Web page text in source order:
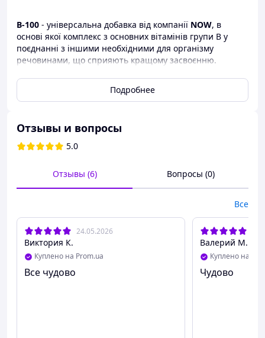
B-100 - універсальна добавка від компанії NOW, в
основі якої комплекс з основних вітамінів групи В у
поєднанні з іншими необхідними для організму
речовинами, що сприяють кращому засвоєнню.
Формула продукту є найбільш повноцінним,
ефективним набором вітамінів групи B, здатних
забезпечити необхідну добову потребу вашого
Подробнее
Отзывы и вопросы
5.0
Отзывы (6) Вопросы (0)
Все
24.05.2026
Виктория К.
Куплено на Prom.ua
Все чудово
Валерий М.
Куплено на
Чудово